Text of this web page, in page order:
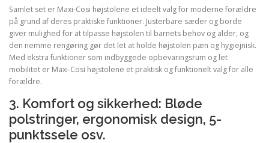
Samlet set er Maxi-Cosi højstolene et ideelt valg for moderne forældre
på grund af deres praktiske funktioner. Justerbare sæder og borde
giver mulighed for at tilpasse højstolen til barnets behov og alder, og
den nemme rengøring gør det let at holde højstolen pæn og hygiejnisk.
Med ekstra funktioner som indbyggede opbevaringsrum og let
mobilitet er Maxi-Cosi højstolene et praktisk og funktionelt valg for alle
forældre.
3. Komfort og sikkerhed: Bløde
polstringer, ergonomisk design, 5-
punktssele osv.